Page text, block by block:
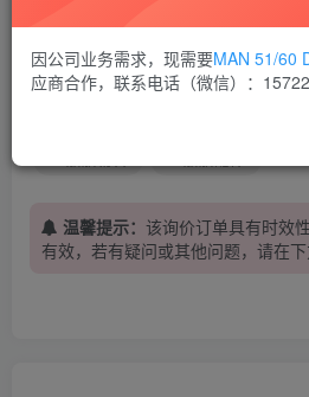
=1pc
温馨提示： 该询价订单具有时效
有效，若有疑问或其他问题，请在
因公司业务需求，现需要MAN 51/60
应商合作，联系电话（微信）：